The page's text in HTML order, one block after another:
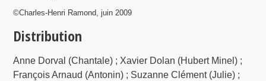
©Charles-Henri Ramond, juin 2009
Distribution
Anne Dorval (Chantale) ; Xavier Dolan (Hubert Minel) ;
François Arnaud (Antonin) ; Suzanne Clément (Julie) ;